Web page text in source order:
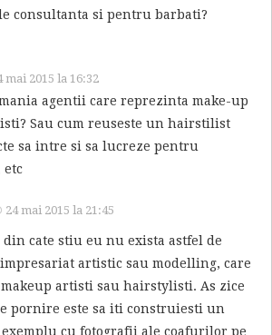
consultanta si pentru barbati?
mai 2015 la 16:32
agentii care reprezinta make-up
Sau cum reuseste un hairstilist
sa intre si sa lucreze pentru
etc
24 mai 2015 la 21:45
din cate stiu eu nu exista astfel de
artistic sau modelling, care
artisti sau hairstylisti. As zice
pornire este sa iti construiesti un
cu fotografii ale coafurilor pe